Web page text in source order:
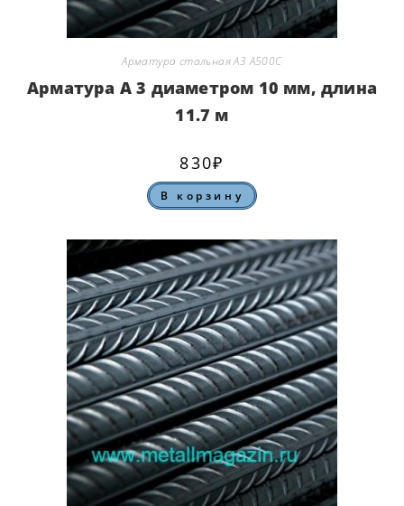
Арматура стальная А3 А500С
Арматура А 3 диаметром 10 мм, длина
11.7 м
830₽
В корзину